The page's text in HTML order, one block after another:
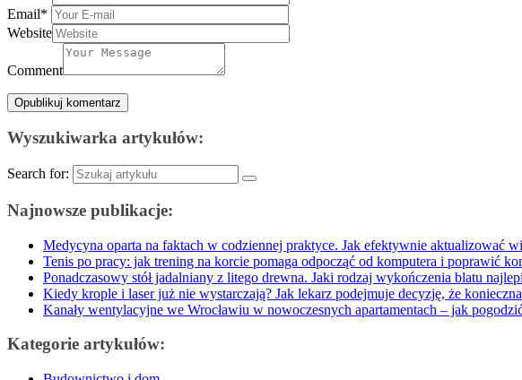
Email*
Website
Comment
Wyszukiwarka artykułów:
Search for:
Najnowsze publikacje:
Medycyna oparta na faktach w codziennej praktyce. Jak efektywnie aktualizować
Tenis po pracy: jak trening na korcie pomaga odpocząć od komputera i poprawić
Ponadczasowy stół jadalniany z litego drewna. Jaki rodzaj wykończenia blatu
Kiedy krople i laser już nie wystarczają? Jak lekarz podejmuje decyzję, że
Kanały wentylacyjne we Wrocławiu w nowoczesnych apartamentach – jak
Kategorie artykułów: